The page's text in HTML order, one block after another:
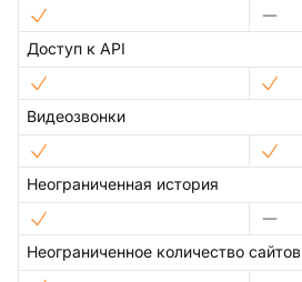
Доступ к API
Видеозвонки
Неограниченная история
Неограниченное количество сайтов